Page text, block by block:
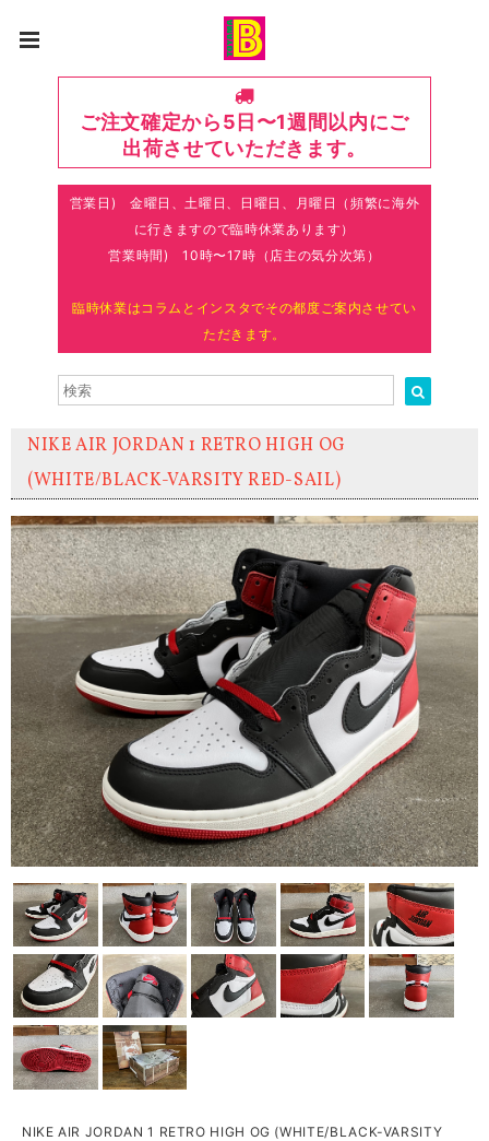
ご注文確定から5日〜1週間以内にご
出荷させていただきます。
営業日) 金曜日、土曜日、日曜日、月曜日（頻繁に海外
に行きますので臨時休業あります）
営業時間) 10時〜17時（店主の気分次第）
臨時休業はコラムとインスタでその都度ご案内させてい
ただきます。
NIKE AIR JORDAN 1 RETRO HIGH OG
(WHITE/BLACK-VARSITY RED-SAIL)
NIKE AIR JORDAN 1 RETRO HIGH OG (WHITE/BLACK-VARSITY